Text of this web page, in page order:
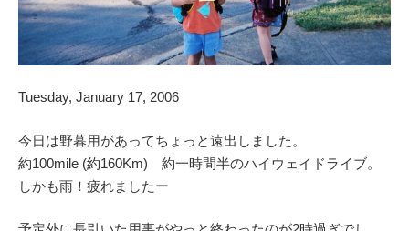
Tuesday, January 17, 2006
今日は野暮用があってちょっと遠出しました。
約100mile (約160Km) 約一時間半のハイウェイドライブ。
しかも雨！疲れましたー